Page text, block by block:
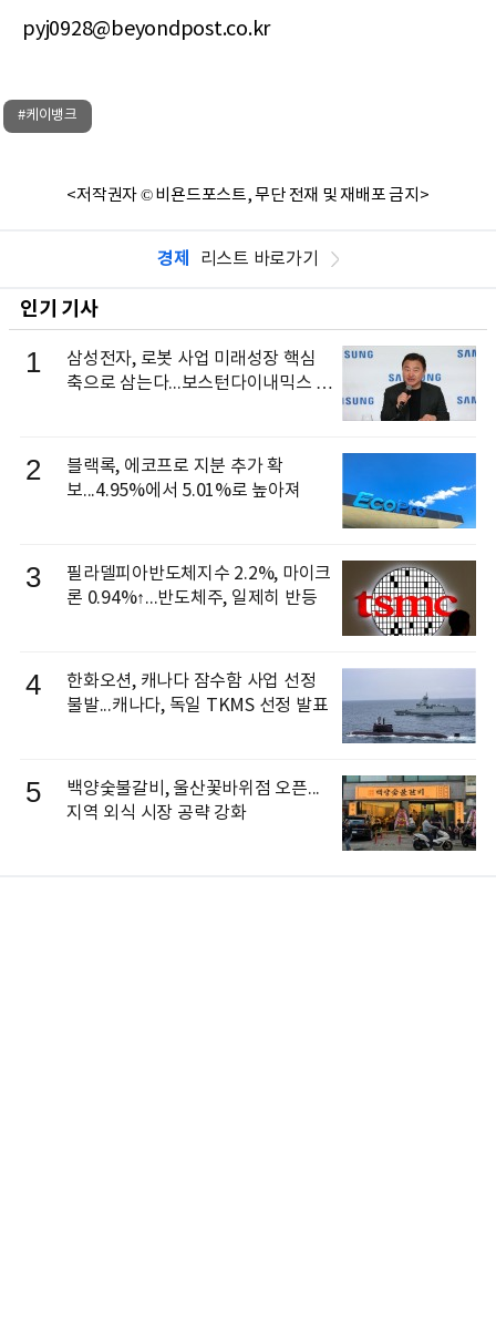
pyj0928@beyondpost.co.kr
#케이뱅크
<저작권자 © 비욘드포스트, 무단 전재 및 재배포 금지>
경제 리스트 바로가기
인기 기사
1
삼성전자, 로봇 사업 미래성장 핵심
축으로 삼는다...보스턴다이내믹스 출
2
블랙록, 에코프로 지분 추가 확
보...4.95%에서 5.01%로 높아져
3
필라델피아반도체지수 2.2%, 마이크
론 0.94%↑...반도체주, 일제히 반등
4
한화오션, 캐나다 잠수함 사업 선정
불발...캐나다, 독일 TKMS 선정 발표
5
백양숯불갈비, 울산꽃바위점 오픈...
지역 외식 시장 공략 강화